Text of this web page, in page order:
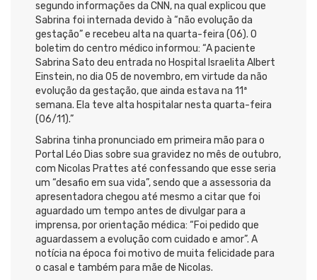
segundo informações da CNN, na qual explicou que
Sabrina foi internada devido à “não evolução da
gestação” e recebeu alta na quarta-feira (06). O
boletim do centro médico informou: “A paciente
Sabrina Sato deu entrada no Hospital Israelita Albert
Einstein, no dia 05 de novembro, em virtude da não
evolução da gestação, que ainda estava na 11ª
semana. Ela teve alta hospitalar nesta quarta-feira
(06/11).”
Sabrina tinha pronunciado em primeira mão para o
Portal Léo Dias sobre sua gravidez no mês de outubro,
com Nicolas Prattes até confessando que esse seria
um “desafio em sua vida”, sendo que a assessoria da
apresentadora chegou até mesmo a citar que foi
aguardado um tempo antes de divulgar para a
imprensa, por orientação médica: “Foi pedido que
aguardassem a evolução com cuidado e amor”. A
notícia na época foi motivo de muita felicidade para
o casal e também para mãe de Nicolas.